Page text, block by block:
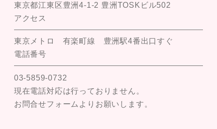
東京都江東区豊洲4-1-2 豊洲TOSKビル502
アクセス
東京メトロ 有楽町線 豊洲駅4番出口すぐ
電話番号
03-5859-0732
現在電話対応は行っておりません。
お問合せフォームよりお願いします。